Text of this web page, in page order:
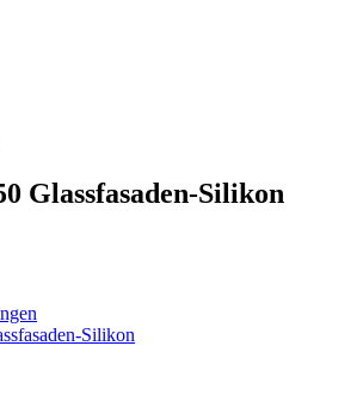
Glassfasaden-Silikon